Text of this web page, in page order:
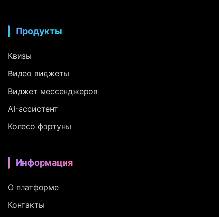
Продукты
Квизы
Видео виджеты
Виджет мессенджеров
AI-ассистент
Колесо фортуны
Информация
О платформе
Контакты